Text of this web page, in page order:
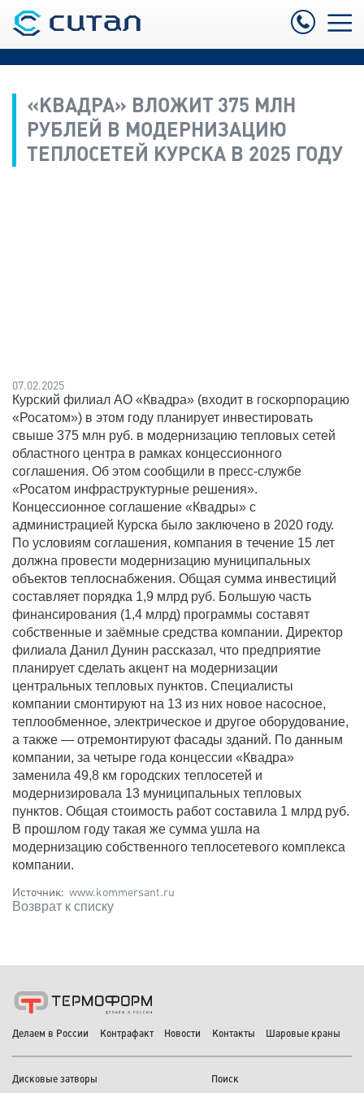
«КВАДРА» ВЛОЖИТ 375 МЛН
РУБЛЕЙ В МОДЕРНИЗАЦИЮ
ТЕПЛОСЕТЕЙ КУРСКА В 2025 ГОДУ
07.02.2025
Курский филиал АО «Квадра» (входит в госкорпорацию
«Росатом») в этом году планирует инвестировать
свыше 375 млн руб. в модернизацию тепловых сетей
областного центра в рамках концессионного
соглашения. Об этом сообщили в пресс-службе
«Росатом инфраструктурные решения».
Концессионное соглашение «Квадры» с
администрацией Курска было заключено в 2020 году.
По условиям соглашения, компания в течение 15 лет
должна провести модернизацию муниципальных
объектов теплоснабжения. Общая сумма инвестиций
составляет порядка 1,9 млрд руб. Большую часть
финансирования (1,4 млрд) программы составят
собственные и заёмные средства компании. Директор
филиала Данил Дунин рассказал, что предприятие
планирует сделать акцент на модернизации
центральных тепловых пунктов. Специалисты
компании смонтируют на 13 из них новое насосное,
теплообменное, электрическое и другое оборудование,
а также — отремонтируют фасады зданий. По данным
компании, за четыре года концессии «Квадра»
заменила 49,8 км городских теплосетей и
модернизировала 13 муниципальных тепловых
пунктов. Общая стоимость работ составила 1 млрд руб.
В прошлом году такая же сумма ушла на
модернизацию собственного теплосетевого комплекса
компании.
Источник: www.kommersant.ru
Возврат к списку
Делаем в России Контрафакт Новости Контакты Шаровые краны
Дисковые затворы Поиск